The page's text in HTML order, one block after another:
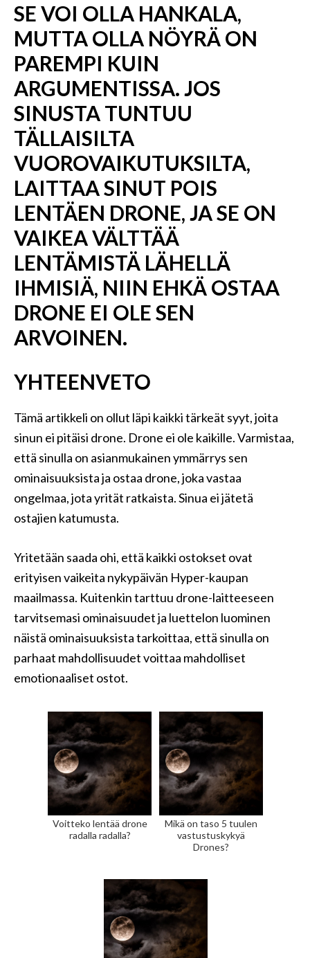
SE VOI OLLA HANKALA,
MUTTA OLLA NÖYRÄ ON
PAREMPI KUIN
ARGUMENTISSA. JOS
SINUSTA TUNTUU
TÄLLAISILTA
VUOROVAIKUTUKSILTA,
LAITTAA SINUT POIS
LENTÄEN DRONE, JA SE ON
VAIKEA VÄLTTÄÄ
LENTÄMISTÄ LÄHELLÄ
IHMISIÄ, NIIN EHKÄ OSTAA
DRONE EI OLE SEN
ARVOINEN.
YHTEENVETO
Tämä artikkeli on ollut läpi kaikki tärkeät syyt, joita
sinun ei pitäisi drone. Drone ei ole kaikille. Varmistaa,
että sinulla on asianmukainen ymmärrys sen
ominaisuuksista ja ostaa drone, joka vastaa
ongelmaa, jota yrität ratkaista. Sinua ei jätetä
ostajien katumusta.
Yritetään saada ohi, että kaikki ostokset ovat
erityisen vaikeita nykypäivän Hyper-kaupan
maailmassa. Kuitenkin tarttuu drone-laitteeseen
tarvitsemasi ominaisuudet ja luettelon luominen
näistä ominaisuuksista tarkoittaa, että sinulla on
parhaat mahdollisuudet voittaa mahdolliset
emotionaaliset ostot.
Voitteko lentää drone
radalla radalla?
Mikä on taso 5 tuulen
vastustuskykyä
Drones?